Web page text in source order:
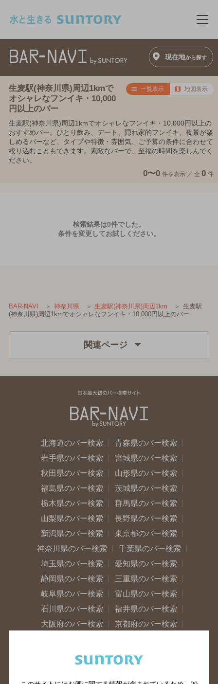
メ
現在地から探す
生麦駅(神奈川県)周辺1kmで
オシャレなフンイキ・10,000
円以上のバー
一覧表示 地図表示
生麦駅(神奈川県)周辺1kmでオシャレなフンイキ・10,000円以上の
おすすめバー。ひとり飲み、デート、隠れ家的フンイキ、夜景が楽
しめるバーなど、タイプや特徴・雰囲気、ご予算の条件に合わせて
絞り込むこともできます。素敵なバーで、至福の時間を楽しんでく
ださい。
0〜0 件を表示 ／ 全 0 件
検索結果は0件でした。
条件を変更してお試しください。
BAR-NAVI 神奈川県 生麦駅(神奈川県)周辺1km
生麦駅
(神奈川県)周辺1kmでオシャレなフンイキ・10,000円以上のバー
関連ページ
北海道のバー検索
青森県のバー検索
岩手県のバー検索
宮城県のバー検索
秋田県のバー検索
山形県のバー検索
福島県のバー検索
茨城県のバー検索
栃木県のバー検索
群馬県のバー検索
山梨県のバー検索
長野県のバー検索
新潟県のバー検索
東京都のバー検索
神奈川県のバー検索
千葉県のバー検索
埼玉県のバー検索
愛知県のバー検索
静岡県のバー検索
三重県のバー検索
岐阜県のバー検索
富山県のバー検索
石川県のバー検索
福井県のバー検索
大阪府のバー検索
京都府のバー検索
滋賀県のバー検索
和歌山県のバー検索